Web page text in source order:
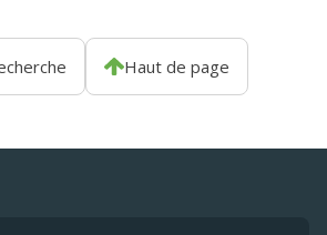
Haut de page